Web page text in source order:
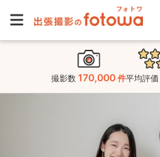
撮影数 170,000 件平均評価